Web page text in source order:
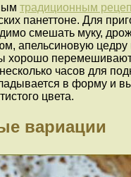
традиционным
панеттоне. Для
смешать муку,
апельсиновую цедру
хорошо
часов для
в форму и
цвета.
вариации